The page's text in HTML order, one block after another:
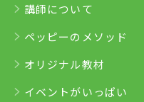
講師について
ペッピーのメソッド
オリジナル教材
イベントがいっぱい